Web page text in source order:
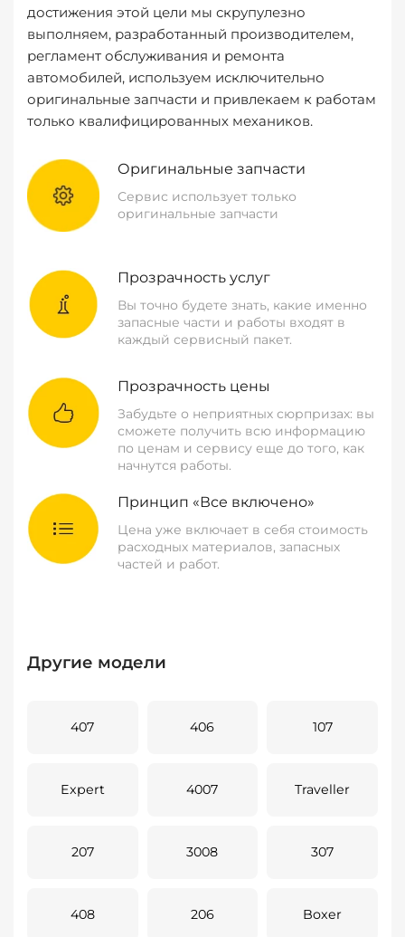
достижения этой цели мы скрупулезно
выполняем, разработанный производителем,
регламент обслуживания и ремонта
автомобилей, используем исключительно
оригинальные запчасти и привлекаем к работам
только квалифицированных механиков.
Оригинальные запчасти
Сервис использует только
оригинальные запчасти
Прозрачность услуг
Вы точно будете знать, какие именно
запасные части и работы входят в
каждый сервисный пакет.
Прозрачность цены
Забудьте о неприятных сюрпризах: вы
сможете получить всю информацию
по ценам и сервису еще до того, как
начнутся работы.
Принцип «Все включено»
Цена уже включает в себя стоимость
расходных материалов, запасных
частей и работ.
Другие модели
407 406 107
Expert 4007 Traveller
207 3008 307
408 206 Boxer